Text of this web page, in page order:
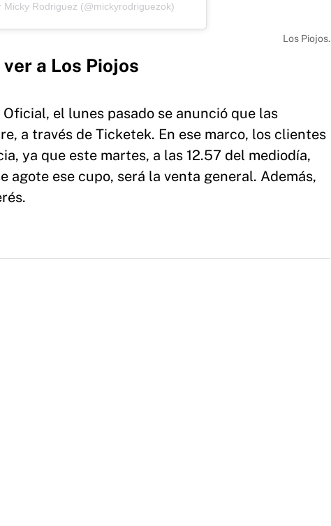
Rodriguez (@mickyrodriguezok)
Los Piojos.
a Los Piojos
el lunes pasado se anunció que las
a través de Ticketek. En ese marco, los clientes
ya que este martes, a las 12.57 del mediodía,
agote ese cupo, será la venta general. Además,